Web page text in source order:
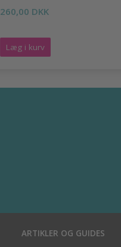
260,00 DKK
Læg i kurv
ARTIKLER OG GUIDES